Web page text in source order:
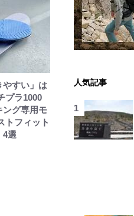
やすい」は
プラ1000
ング専用モ
トフィット
4選
人気記事